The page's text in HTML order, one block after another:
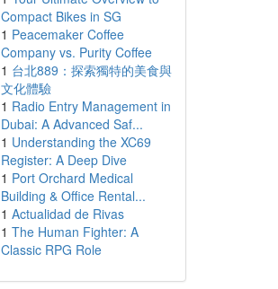
Compact Bikes in SG
1 Peacemaker Coffee
Company vs. Purity Coffee
1 台北889：探索獨特的美食與
文化體驗
1 Radio Entry Management in
Dubai: A Advanced Saf...
1 Understanding the XC69
Register: A Deep Dive
1 Port Orchard Medical
Building & Office Rental...
1 Actualidad de Rivas
1 The Human Fighter: A
Classic RPG Role